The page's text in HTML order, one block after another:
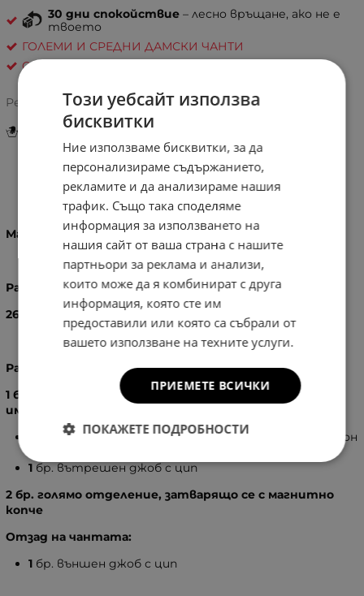
Инструкции за грижа и поддръжка
30 дни спокойствие – лесно връщане, ако не е
твоето
ГОЛЕМИ И СРЕДНИ ДАМСКИ ЧАНТИ
Coveri Collection
Рейтинг:
Информация
Материал: Здрав, устойчив и мек плат.
Размери:
26
см.
Разпределение:
1 бр. голямо отделение, затварящо се с цип, в него
има:
бр. вътрешен джоб без цип, подходящ за телефон
1 бр. вътрешен джоб с цип
2 бр. голямо отделение, затварящо се с магнитно
копче
Отзад на чантата:
1 бр. външен джоб с цип
Този уебсайт използва
бисквитки
Ние използваме бисквитки, за да
персонализираме съдържанието,
рекламите и да анализираме нашия
трафик. Също така споделяме
информация за използването на
нашия сайт от ваша страна с нашите
партньори за реклама и анализи,
които може да я комбинират с друга
информация, която сте им
предоставили или която са събрали от
вашето използване на техните услуги.
ПРИЕМЕТЕ ВСИЧКИ
ПОКАЖЕТЕ ПОДРОБНОСТИ